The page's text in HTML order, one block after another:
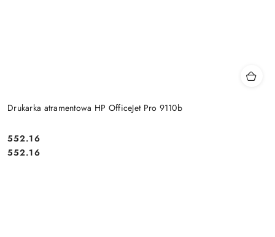
Drukarka atramentowa HP OfficeJet Pro 9110b
Cena:
552.16
Cena:
552.16